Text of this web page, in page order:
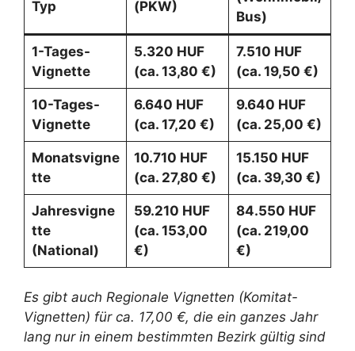
Typ
(PKW)
Bus)
1-Tages-
Vignette
5.320 HUF
(ca. 13,80 €)
7.510 HUF
(ca. 19,50 €)
10-Tages-
Vignette
6.640 HUF
(ca. 17,20 €)
9.640 HUF
(ca. 25,00 €)
Monatsvigne
tte
10.710 HUF
(ca. 27,80 €)
15.150 HUF
(ca. 39,30 €)
Jahresvigne
tte
(National)
59.210 HUF
(ca. 153,00
€)
84.550 HUF
(ca. 219,00
€)
Es gibt auch Regionale Vignetten (Komitat-
Vignetten) für ca. 17,00 €, die ein ganzes Jahr
lang nur in einem bestimmten Bezirk gültig sind